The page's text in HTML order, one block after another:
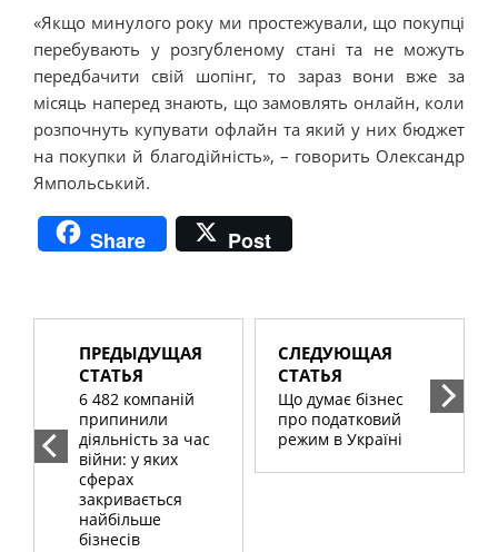
«Якщо минулого року ми простежували, що покупці
перебувають у розгубленому стані та не можуть
передбачити свій шопінг, то зараз вони вже за
місяць наперед знають, що замовлять онлайн, коли
розпочнуть купувати офлайн та який у них бюджет
на покупки й благодійність», – говорить Олександр
Ямпольський.
Share Post
ПРЕДЫДУЩАЯ
СТАТЬЯ
6 482 компаній
припинили
діяльність за час
війни: у яких
сферах
закривається
найбільше
бізнесів
СЛЕДУЮЩАЯ
СТАТЬЯ
Що думає бізнес
про податковий
режим в Україні